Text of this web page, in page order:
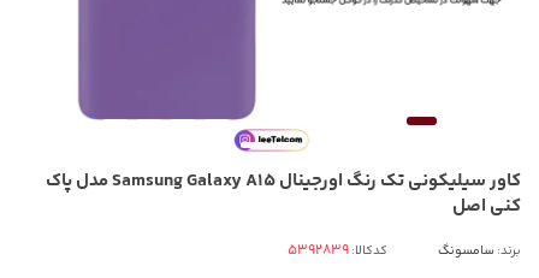
کاور سیلیکونی تک رنگ اورجینال Samsung Galaxy A15 مدل پاک
کنی اصل
برند: سامسونگ کدکالا: